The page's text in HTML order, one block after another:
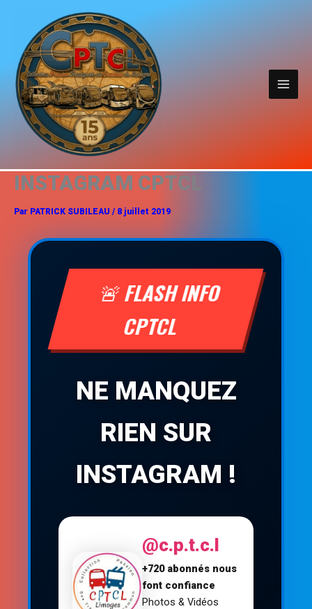
INSTAGRAM CPTCL
Par PATRICK SUBILEAU / 8 juillet 2019
🚨 FLASH INFO
CPTCL
NE MANQUEZ
RIEN SUR
INSTAGRAM !
@c.p.t.c.l
+720 abonnés nous
font confiance
Photos & Vidéos